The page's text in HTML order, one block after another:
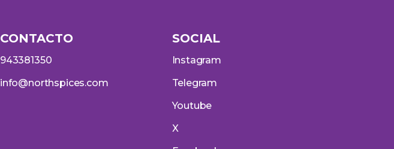
CONTACTO
943381350
info@northspices.com
SOCIAL
Instagram
Telegram
Youtube
X